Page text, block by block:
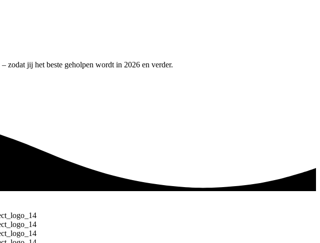
– zodat jij het beste geholpen wordt in 2026 en verder.